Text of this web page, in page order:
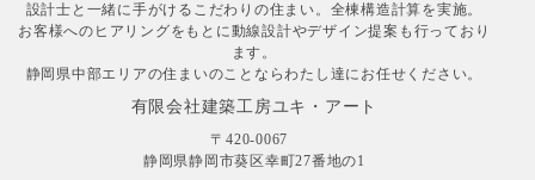
設計士と一緒に手がけるこだわりの住まい。全棟構造計算を実施。
お客様へのヒアリングをもとに動線設計やデザイン提案も行っており
ます。
静岡県中部エリアの住まいのことならわたし達にお任せください。
有限会社建築工房ユキ・アート
〒420-0067
静岡県静岡市葵区幸町27番地の1